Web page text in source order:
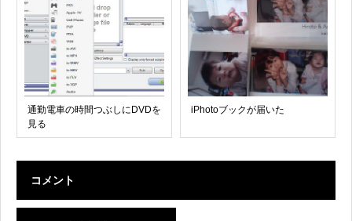
通勤電車の時間つぶしにDVDを
見る
iPhotoブックが届いた
コメント